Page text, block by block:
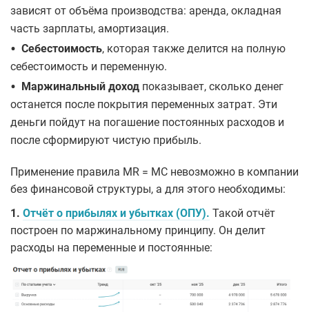
зависят от объёма производства: аренда, окладная
часть зарплаты, амортизация.
• Себестоимость, которая также делится на полную
себестоимость и переменную.
• Маржинальный доход показывает, сколько денег
останется после покрытия переменных затрат. Эти
деньги пойдут на погашение постоянных расходов и
после сформируют чистую прибыль.
Применение правила MR = МС невозможно в компании
без финансовой структуры, а для этого необходимы:
1. Отчёт о прибылях и убытках (ОПУ). Такой отчёт
построен по маржинальному принципу. Он делит
расходы на переменные и постоянные: